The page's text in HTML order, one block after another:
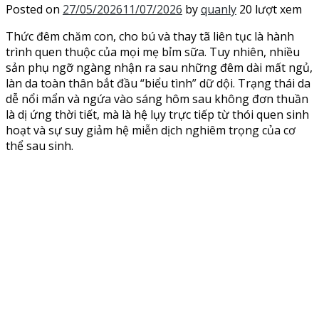
Posted on 27/05/202611/07/2026 byquanly 20 lượt xem
Thức đêm chăm con, cho bú và thay tã liên tục là hành
trình quen thuộc của mọi mẹ bỉm sữa. Tuy nhiên, nhiều
sản phụ ngỡ ngàng nhận ra sau những đêm dài mất ngủ,
làn da toàn thân bắt đầu “biểu tình” dữ dội. Trạng thái da
dễ nổi mẩn và ngứa vào sáng hôm sau không đơn thuần
là dị ứng thời tiết, mà là hệ lụy trực tiếp từ thói quen sinh
hoạt và sự suy giảm hệ miễn dịch nghiêm trọng của cơ
thể sau sinh.